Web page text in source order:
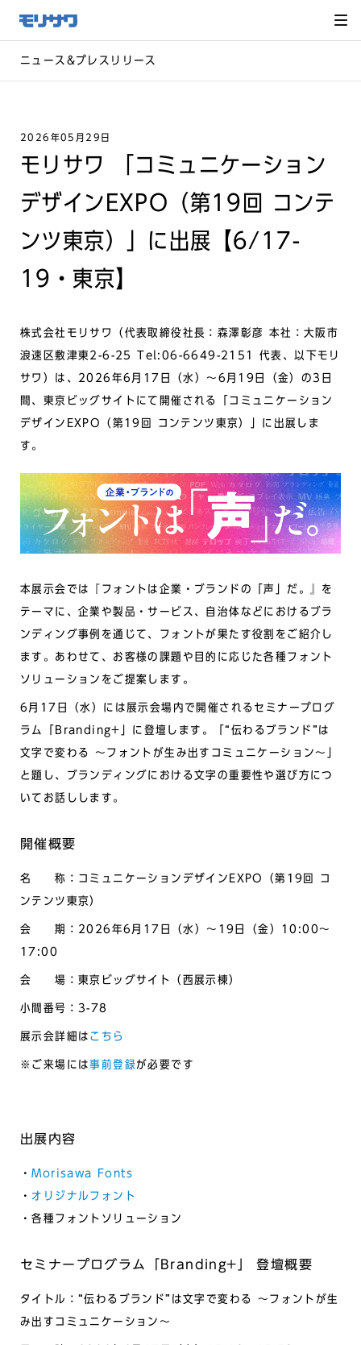
メ
ニュー
飛ばし
へ移動
ニュース&プレスリリース
2026年05月29日
モリサワ 「コミュニケーション
デザインEXPO（第19回 コンテ
ンツ東京）」に出展【6/17-
19・東京】
株式会社モリサワ（代表取締役社長：森澤彰彦 本社：大阪市
浪速区敷津東2-6-25 Tel:06-6649-2151 代表、以下モリ
サワ）は、2026年6月17日（水）～6月19日（金）の3日
間、東京ビッグサイトにて開催される「コミュニケーション
デザインEXPO（第19回 コンテンツ東京）」に出展しま
す。
本展示会では『フォントは企業・ブランドの「声」だ。』を
テーマに、企業や製品・サービス、自治体などにおけるブラ
ンディング事例を通じて、フォントが果たす役割をご紹介し
ます。あわせて、お客様の課題や目的に応じた各種フォント
ソリューションをご提案します。
6月17日（水）には展示会場内で開催されるセミナープログ
ラム「Branding+」に登壇します。「“伝わるブランド”は
文字で変わる ～フォントが生み出すコミュニケーション～」
と題し、ブランディングにおける文字の重要性や選び方につ
いてお話しします。
開催概要
名 称：コミュニケーションデザインEXPO（第19回 コ
ンテンツ東京）
会 期：2026年6月17日（水）～19日（金）10:00～
17:00
会 場：東京ビッグサイト（西展示棟）
小間番号：3-78
展示会詳細は こちら
※ご来場には事前登録が必要です
出展内容
・Morisawa Fonts
・ オリジナルフォント
・各種フォントソリューション
セミナープログラム「Branding+」 登壇概要
タイトル：“伝わるブランド”は文字で変わる ～フォントが生
み出すコミュニケーション～